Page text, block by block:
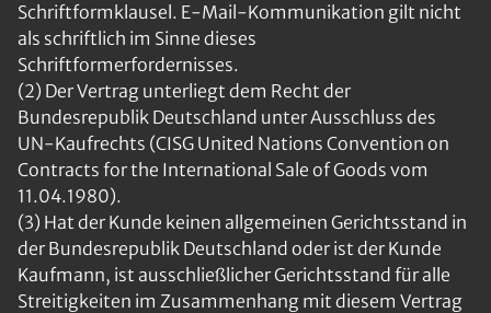
Schriftformklausel. E-Mail-Kommunikation gilt nicht
als schriftlich im Sinne dieses
Schriftformerfordernisses.
(2) Der Vertrag unterliegt dem Recht der
Bundesrepublik Deutschland unter Ausschluss des
UN-Kaufrechts (CISG United Nations Convention on
Contracts for the International Sale of Goods vom
11.04.1980).
(3) Hat der Kunde keinen allgemeinen Gerichtsstand in
der Bundesrepublik Deutschland oder ist der Kunde
Kaufmann, ist ausschließlicher Gerichtsstand für alle
Streitigkeiten im Zusammenhang mit diesem Vertrag